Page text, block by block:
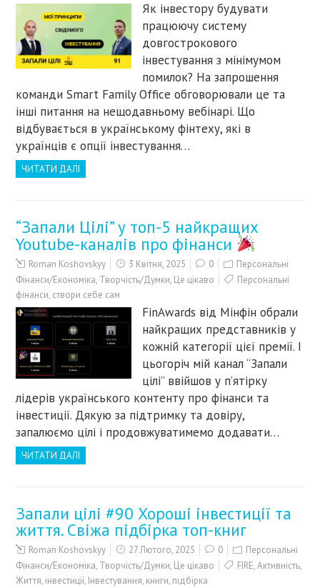
Як інвестору будувати
працюючу систему
довгострокового
інвестування з мінімумом
помилок? На запрошення
команди Smart Family Office обговорювали це та
інші питання на нещодавньому вебінарі. Що
відбувається в українському фінтеху, які в
українців є опції інвестування…
ЧИТАТИ ДАЛІ
“Запали Цілі” у топ-5 найкращих
Youtube-каналів про фінанси
Roman Koshovskyy 3 Квітня, 2025 0
Персональні
Фінанси/Економіка, Творчість/Думки, Це цікаво
Персональні
фінанси, створи себе сам
FinAwards від Мінфін обрали
найкращих представників у
кожній категорії цієї премії. І
цьогоріч мій канал “Запали
цілі” ввійшов у п’ятірку
лідерів українського контенту про фінанси та
інвестиції. Дякую за підтримку та довіру,
запалюємо цілі і продовжуватимемо додавати…
ЧИТАТИ ДАЛІ
Запали цілі #90 Хороші інвестиції та
життя. Свіжа підбірка топ-книг
Roman Koshovskyy 27 Лютого, 2025 0
Персональні
Фінанси/Економіка, Творчість/Думки, Це цікаво FIRE,Активність,
Життя, інвестиції, Інвестування, книги, підбірка